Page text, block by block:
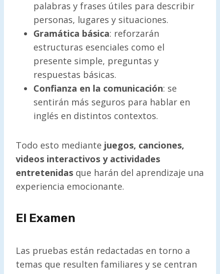
palabras y frases útiles para describir
personas, lugares y situaciones.
Gramática básica: reforzarán
estructuras esenciales como el
presente simple, preguntas y
respuestas básicas.
Confianza en la comunicación: se
sentirán más seguros para hablar en
inglés en distintos contextos.
Todo esto mediante juegos, canciones,
videos interactivos y actividades
entretenidas que harán del aprendizaje una
experiencia emocionante.
El Examen
Las pruebas están redactadas en torno a
temas que resulten familiares y se centran